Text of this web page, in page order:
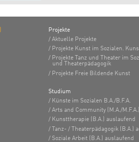
Projekte
Aktuelle Projekte
Projekte Kunst im Sozialen.
Projekte Tanz und Theater im
und Theaterpädagogik
Projekte Freie Bildende Kunst
Studium
Künste im Sozialen B.A./B.F.A.
Arts and Community (M.A./M.F.A.)
Kunsttherapie (B.A.) auslaufend
Tanz- / Theaterpädagogik (B.A.)
Soziale Arbeit (B.A.) auslaufend